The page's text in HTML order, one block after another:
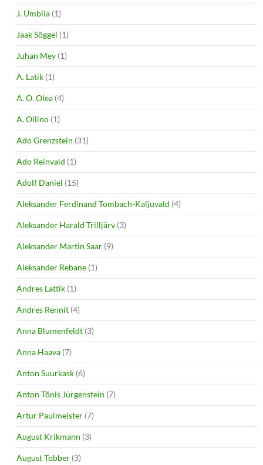
J. Umblia (1)
Jaak Sõggel (1)
Juhan Mey (1)
A. Latik (1)
A. O. Olea (4)
A. Ollino (1)
Ado Grenzstein (31)
Ado Reinvald (1)
Adolf Daniel (15)
Aleksander Ferdinand Tombach-Kaljuvald (4)
Aleksander Harald Trilljärv (3)
Aleksander Martin Saar (9)
Aleksander Rebane (1)
Andres Lattik (1)
Andres Rennit (4)
Anna Blumenfeldt (3)
Anna Haava (7)
Anton Suurkask (6)
Anton Tõnis Jürgenstein (7)
Artur Paulmeister (7)
August Krikmann (3)
August Tobber (3)